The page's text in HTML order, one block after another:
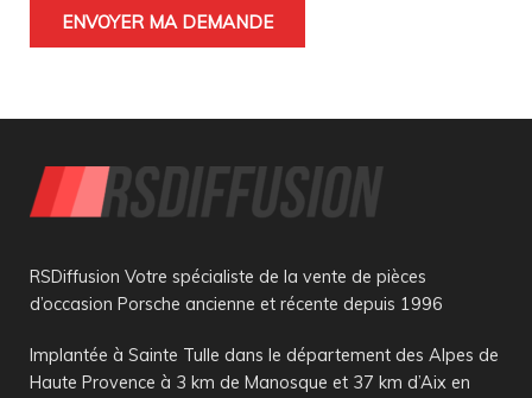
RSDiffusion Votre spécialiste de la vente de pièces
d’occasion Porsche ancienne et récente depuis 1996
Implantée à Sainte Tulle dans le département des Alpes de
Haute Provence à 3 km de Manosque et 37 km d’Aix en